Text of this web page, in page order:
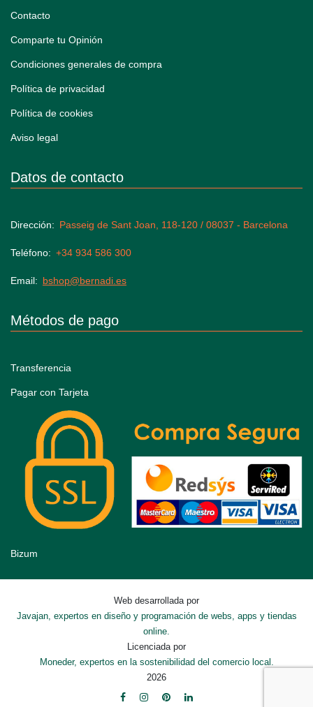
Contacto
Comparte tu Opinión
Condiciones generales de compra
Política de privacidad
Política de cookies
Aviso legal
Datos de contacto
Dirección Passeig de Sant Joan, 118-120 / 08037 - Barcelona
Teléfono +34 934 586 300
Email bshop@bernadi.es
Métodos de pago
Transferencia
Pagar con Tarjeta
Bizum
Web desarrollada por
Javajan, expertos en diseño y programación de webs, apps y tiendas
online.
Licenciada por
Moneder, expertos en la sostenibilidad del comercio local.
2026